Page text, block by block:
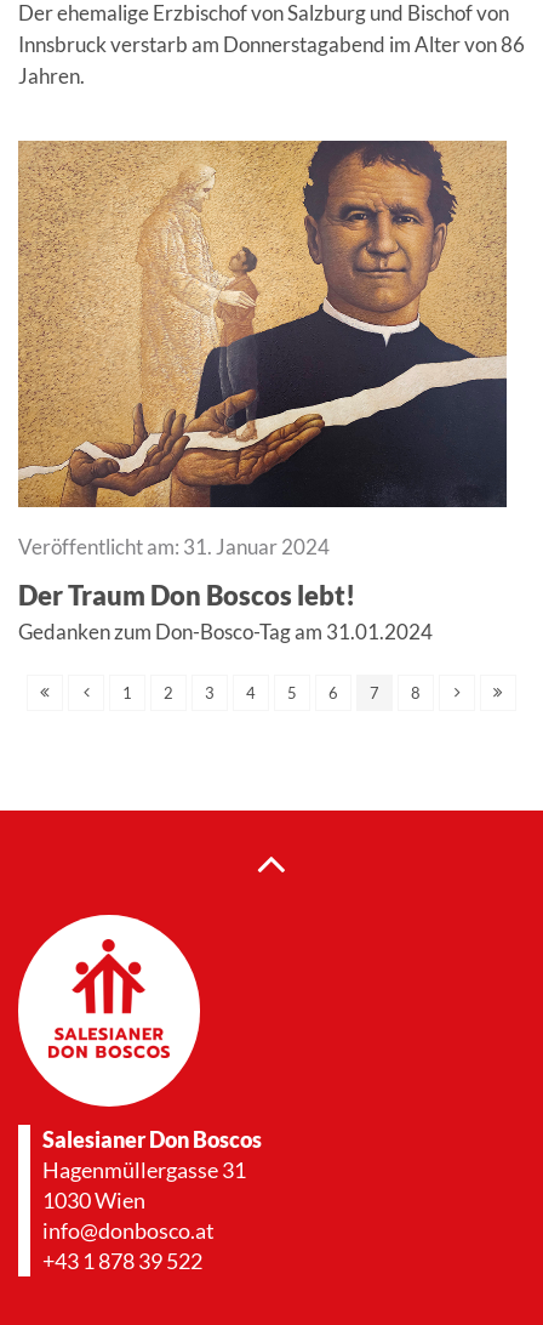
Der ehemalige Erzbischof von Salzburg und Bischof von
Innsbruck verstarb am Donnerstagabend im Alter von 86
Jahren.
Veröffentlicht am: 31. Januar 2024
Der Traum Don Boscos lebt!
Gedanken zum Don-Bosco-Tag am 31.01.2024
1 2 3 4 5 6 7 8
Salesianer Don Boscos
Hagenmüllergasse 31
1030 Wien
info@donbosco.at
+43 1 878 39 522